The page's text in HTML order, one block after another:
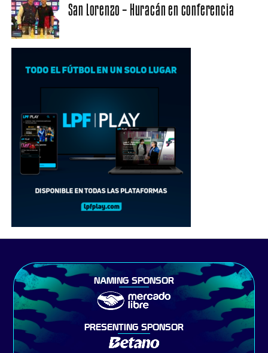
San Lorenzo – Huracán en conferencia
NAMING SPONSOR
PRESENTING SPONSOR